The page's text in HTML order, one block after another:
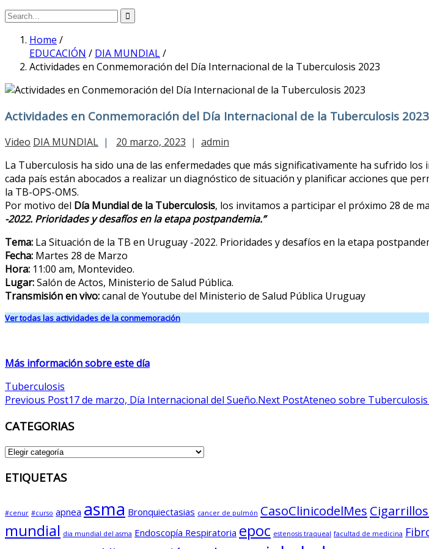
Home /
EDUCACIÓN / DIA MUNDIAL/
Actividades en Conmemoración del Día Internacional de la Tuberculosis 2023
Actividades en Conmemoración del Día Internacional de la Tuberculosis 2023
Video DIA MUNDIAL | 20 marzo, 2023 | admin
La Tuberculosis ha sido una de las enfermedades que más significativamente ha sufrido
cada país están abocados a realizar un diagnóstico de situación y planificar acciones que
la TB-OPS-OMS.
Por motivo del Día Mundial de la Tuberculosis, los invitamos a participar el próximo 28 de
-2022. Prioridades y desafíos en la etapa postpandemia.”
Tema: La Situación de la TB en Uruguay -2022. Prioridades y desafíos en la etapa
Fecha: Martes 28 de Marzo
Hora: 11:00 am, Montevideo.
Lugar:Salón de Actos, Ministerio de Salud Pública.
Transmisión en vivo:canal de Youtube del Ministerio de Salud Pública Uruguay
Ver todas las actividades de la conmemoración
Más información sobre este día
Tuberculosis
Post
Previous Post17 de marzo, Día Internacional del Sueño.Next PostAteneo sobre
CATEGORIAS
CATEGORIAS
ETIQUETAS
#cenur #curso apnea asma Bronquiectasias cancer de pulmón CasoClinicodelMes
mundial dia mundial del asma Endoscopía Respiratoria epoc estenosis traqueal facultad de medicina